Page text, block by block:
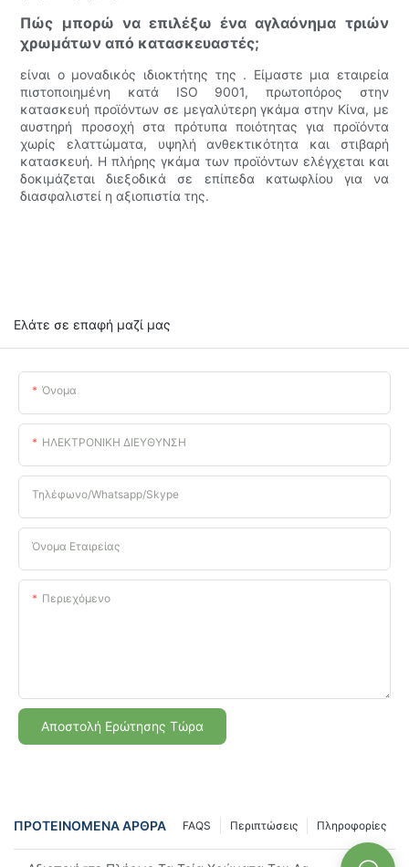
Πώς μπορώ να επιλέξω ένα αγλαόνημα τριών
χρωμάτων από κατασκευαστές;
είναι ο μοναδικός ιδιοκτήτης της . Είμαστε μια εταιρεία
πιστοποιημένη κατά ISO 9001, πρωτοπόρος στην
κατασκευή προϊόντων σε μεγαλύτερη γκάμα στην Κίνα, με
αυστηρή προσοχή στα πρότυπα ποιότητας για προϊόντα
χωρίς ελαττώματα, υψηλή ανθεκτικότητα και στιβαρή
κατασκευή. Η πλήρης γκάμα των προϊόντων ελέγχεται και
δοκιμάζεται διεξοδικά σε επίπεδα κατωφλίου για να
διασφαλιστεί η αξιοπιστία της.
Ελάτε σε επαφή μαζί μας
Όνομα
ΗΛΕΚΤΡΟΝΙΚΗ ΔΙΕΥΘΥΝΣΗ
Τηλέφωνο/Whatsapp/Skype
Όνομα Εταιρείας
Περιεχόμενο
Αποστολή Ερώτησης Τώρα
ΠΡΟΤΕΙΝΌΜΕΝΑ ΆΡΘΡΑ Πληροφορίες
Περιπτώσεις
FAQS